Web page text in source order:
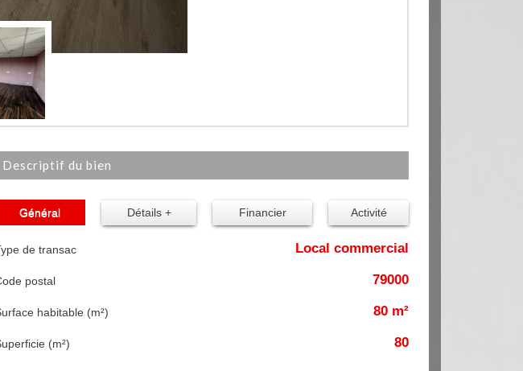
descriptif du bien
Général Détails + Financier Activité
Type de transac Local commercial
Code postal 79000
Surface habitable (m²) 80 m²
Superficie (m²) 80